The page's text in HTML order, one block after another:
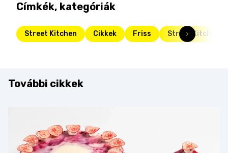
Címkék, kategóriák
Street Kitchen Cikkek Friss Street Kitchen
További cikkek